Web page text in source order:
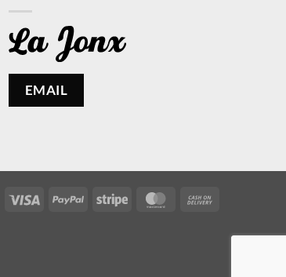
EMAIL
Visa PayPal Stripe MasterCard
Delivery